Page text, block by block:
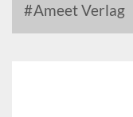
Ameet Verlag